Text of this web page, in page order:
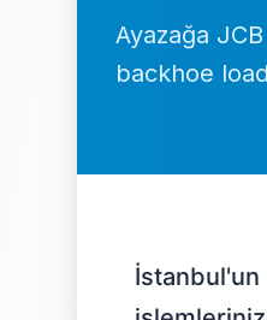
Ayazağa
backhoe